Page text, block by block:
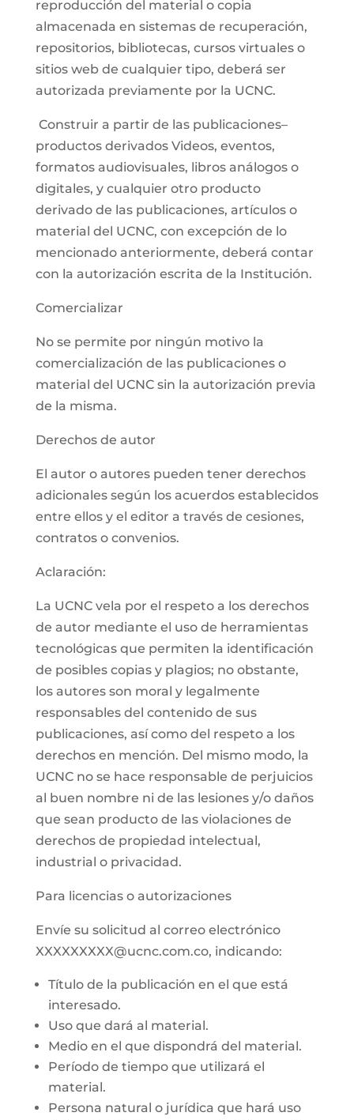
reproducción del material o copia
almacenada en sistemas de recuperación,
repositorios, bibliotecas, cursos virtuales o
sitios web de cualquier tipo, deberá ser
autorizada previamente por la UCNC.
Construir a partir de las publicaciones–
productos derivados Videos, eventos,
formatos audiovisuales, libros análogos o
digitales, y cualquier otro producto
derivado de las publicaciones, artículos o
material del UCNC, con excepción de lo
mencionado anteriormente, deberá contar
con la autorización escrita de la Institución.
Comercializar
No se permite por ningún motivo la
comercialización de las publicaciones o
material del UCNC sin la autorización previa
de la misma.
Derechos de autor
El autor o autores pueden tener derechos
adicionales según los acuerdos establecidos
entre ellos y el editor a través de cesiones,
contratos o convenios.
Aclaración:
La UCNC vela por el respeto a los derechos
de autor mediante el uso de herramientas
tecnológicas que permiten la identificación
de posibles copias y plagios; no obstante,
los autores son moral y legalmente
responsables del contenido de sus
publicaciones, así como del respeto a los
derechos en mención. Del mismo modo, la
UCNC no se hace responsable de perjuicios
al buen nombre ni de las lesiones y/o daños
que sean producto de las violaciones de
derechos de propiedad intelectual,
industrial o privacidad.
Para licencias o autorizaciones
Envíe su solicitud al correo electrónico
XXXXXXXXX@ucnc.com.co, indicando:
Título de la publicación en el que está
interesado.
Uso que dará al material.
Medio en el que dispondrá del material.
Período de tiempo que utilizará el
material.
Persona natural o jurídica que hará uso